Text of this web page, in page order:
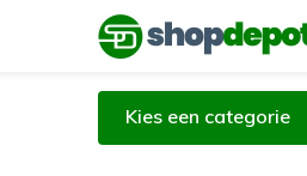
Kies een categorie